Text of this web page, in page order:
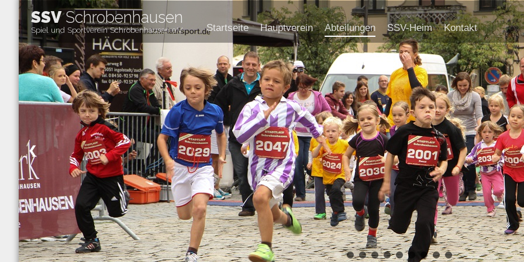
SSVSchrobenhausen
Spiel und Sportverein Schrobenhausen e.V Startseite Hauptverein Abteilungen SSV-Heim Kontakt
❮